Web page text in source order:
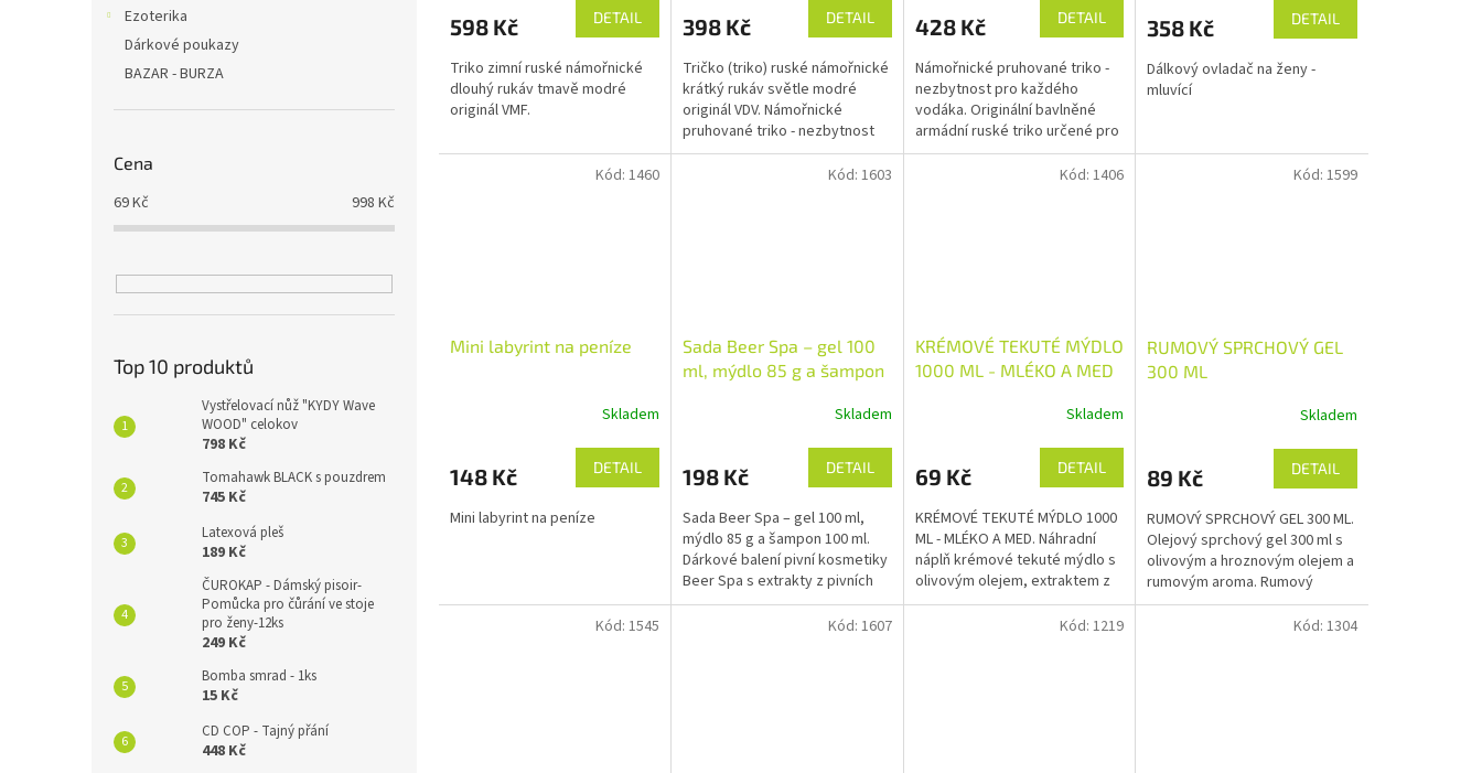
Ezoterika
Dárkové poukazy
BAZAR - BURZA
Cena
69Kč 998 Kč
Top 10 produktů
Vystřelovací nůž "KYDY Wave
WOOD" celokov
798 Kč
Tomahawk BLACK s pouzdrem
745 Kč
Latexová pleš
189 Kč
ČUROKAP - Dámský pisoir-
Pomůcka pro čůrání ve stoje
pro ženy-12ks
249 Kč
Bomba smrad - 1ks
15 Kč
CD COP - Tajný přání
448 Kč
je
z
5
hvězdiček.
598 Kč DETAIL
Triko zimní ruské námořnické
dlouhý rukáv tmavě modré
originál VMF.
398 Kč DETAIL
Tričko (triko) ruské námořnické
krátký rukáv světle modré
originál VDV. Námořnické
pruhované triko - nezbytnost
pro každého vodáka. Originální
bavlněné armádní ruské triko...
428 Kč DETAIL
Námořnické pruhované triko -
nezbytnost pro každého
vodáka. Originální bavlněné
armádní ruské triko určené pro
výsadkářské jednotky s
vysokou gramáží 240g/m2.
358 Kč DETAIL
Dálkový ovladač na ženy -
mluvící
Mini labyrint na peníze
Skladem
148 Kč DETAIL
Mini labyrint na peníze
Kód: 1460
Sada Beer Spa – gel 100
ml, mýdlo 85 g a šampon
Skladem
198 Kč DETAIL
Sada Beer Spa – gel 100 ml,
mýdlo 85 g a šampon 100 ml.
Dárkové balení pivní kosmetiky
Beer Spa s extrakty z pivních
kvasnic a chmele. Pivní
kosmetika je skvělý dárek pro
Kód: 1603
KRÉMOVÉ TEKUTÉ MÝDLO
1000 ML - MLÉKO A MED
Skladem
69 Kč DETAIL
KRÉMOVÉ TEKUTÉ MÝDLO 1000
ML - MLÉKO A MED. Náhradní
náplň krémové tekuté mýdlo s
olivovým olejem, extraktem z
medu a jogurtovou aktivní
složkou. Náhradní náplň do
Kód:1406
RUMOVÝ SPRCHOVÝ GEL
300 ML
Skladem
89 Kč DETAIL
RUMOVÝ SPRCHOVÝ GEL 300 ML.
Olejový sprchový gel 300 ml s
olivovým a hroznovým olejem a
rumovým aroma. Rumový
sprchový gel obsahuje oleje z
olivy a hroznů vinné révy,
Kód: 1599
Kód: 1545 Kód: 1607 Kód:1219 Kód: 1304